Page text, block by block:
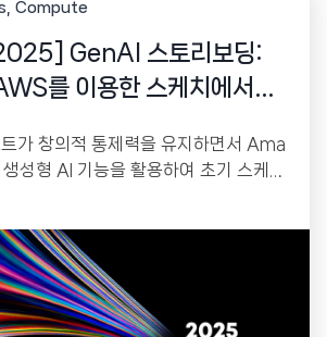
Compute
GenAI 스토리보딩:
를 이용한 스케치에서
가 창의적 통제력을 유지하면서 Ama
성형 AI 기능을 활용하여 초기 스케치
유지하는 2D 에셋 생성, 이미지를 3
방법을 보여주며, 이는 필름 프리비주
visualization), 게임 레벨 디자인, UI
한 빠른 반복을 가능하게 합니다.